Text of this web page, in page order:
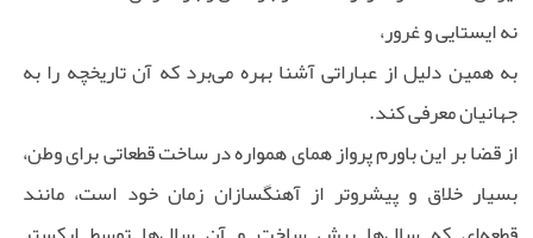
نه ایستایی و غرور،
به همین دلیل از عباراتی آشنا بهره می‌برد که آن تاریخچه را به
جهانیان معرفی کند.
از قضا بر این باورم پرواز همای همواره در ساخت قطعاتی برای وطن،
بسیار خلاق و پیشروتر از آهنگسازان زمان خود است، مانند